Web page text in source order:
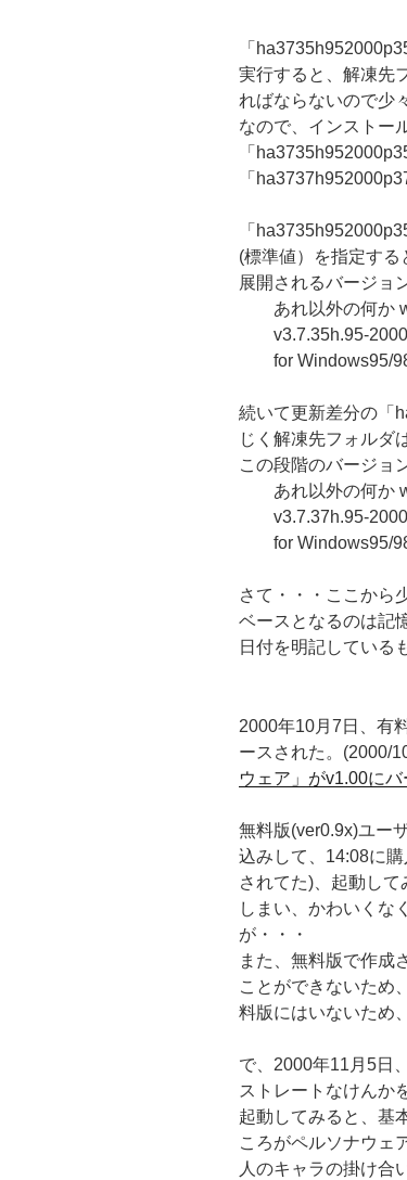
「
実行すると、解凍先
ればならないので少
なので、インストー
「
「
「
(標準値）を指定する
展開されるバージョ
あれ以外の何か
v3.7.35h.95-2000
for Windows95/
続いて更新差分の「
じく解凍先フォルダ
この段階のバージョ
あれ以外の何か
v3.7.37h.95-2000
for Windows95/
さて・・・ここから
ベースとなるのは記
日付を明記している
2000年10月7日、有
ースされた。(2000/
ウェア」がv1.00に
無料版(ver0.9x)ユー
込みして、14:08に
されてた)、起動し
しまい、かわいくな
が・・・
また、無料版で作成
ことができないため
料版にはいないため
で、2000年11月5日
ストレートなけんか
起動してみると、基
ころがペルソナウェ
人のキャラの掛け合